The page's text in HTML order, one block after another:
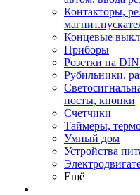
Контакторы,
Концевые
Приборы
Розетки на
Рубильники,
посты, кнопки
Счетчики
Таймеры,
Умный дом
Устройства
Ещё